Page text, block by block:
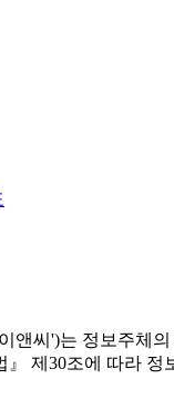
앤씨')는 정보주체
제30조에 따라